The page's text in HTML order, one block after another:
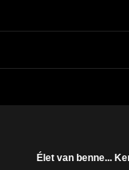
Élet van benne...